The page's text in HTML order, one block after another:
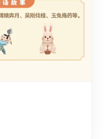
的1-6年级学生录
课程，它对中国十
展、民俗活动等内
本课将介绍端午节
壮故事，让孩子理